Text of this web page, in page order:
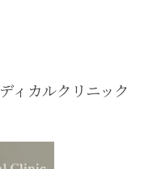
ィカルクリニック